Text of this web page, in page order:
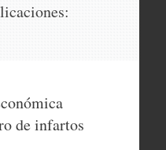
de infartos